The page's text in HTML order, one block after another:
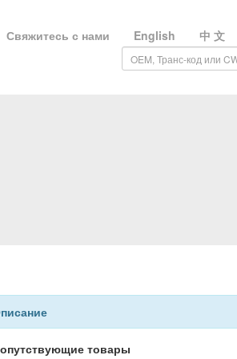
Свяжитесь с нами English 中 文
товары